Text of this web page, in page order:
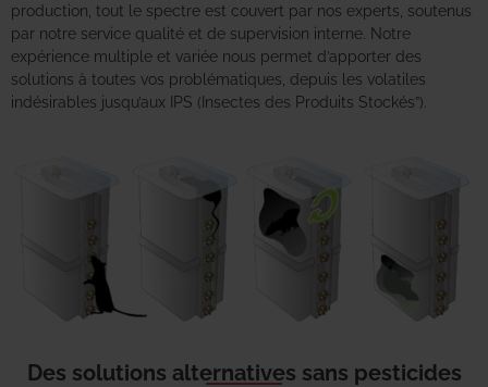
production, tout le spectre est couvert par nos experts, soutenus
par notre service qualité et de supervision interne. Notre
expérience multiple et variée nous permet d’apporter des
solutions à toutes vos problématiques, depuis les volatiles
indésirables jusqu’aux IPS (Insectes des Produits Stockés”).
Des solutions alternatives sans pesticides